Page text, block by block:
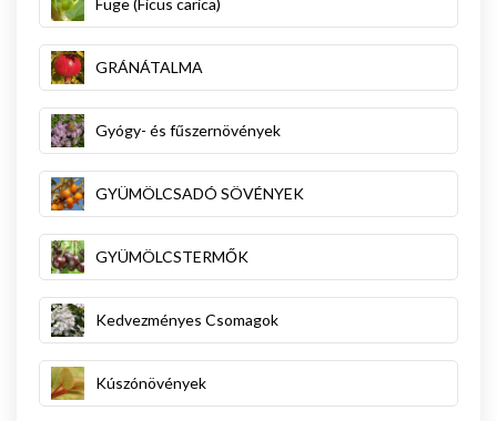
GRÁNÁTALMA
Gyógy- és fűszernövények
GYÜMÖLCSADÓ SÖVÉNYEK
GYÜMÖLCSTERMŐK
Kedvezményes Csomagok
Kúszónövények